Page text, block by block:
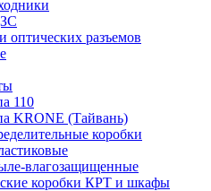
оптических разъемов
110
KRONE (Тайвань)
коробки
влагозащищенные
коробки КРТ и шкафы